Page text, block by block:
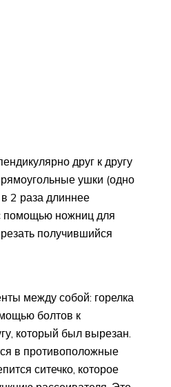
друг к другу
ушки (одно
2 раза длиннее
помощью ножниц для
получившийся
между собой: горелка
болтов к
который был вырезан.
в противоположные
ситечко, которое